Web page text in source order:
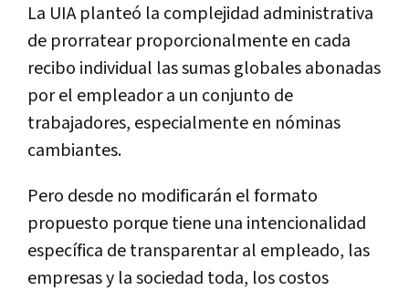
La UIA planteó la complejidad administrativa
de prorratear proporcionalmente en cada
recibo individual las sumas globales abonadas
por el empleador a un conjunto de
trabajadores, especialmente en nóminas
cambiantes.
Pero desde no modificarán el formato
propuesto porque tiene una intencionalidad
específica de transparentar al empleado, las
empresas y la sociedad toda, los costos